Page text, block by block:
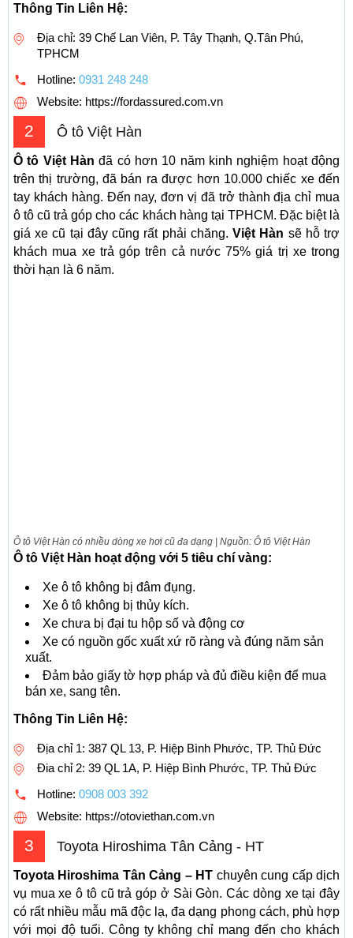
Thông Tin Liên Hệ:
Địa chỉ: 39 Chế Lan Viên, P. Tây Thạnh, Q.Tân Phú,
TPHCM
Hotline: 0931 248 248
Website: https://fordassured.com.vn
2 Ô tô Việt Hàn
Ô tô Việt Hàn đã có hơn 10 năm kinh nghiệm hoạt động
trên thị trường, đã bán ra được hơn 10.000 chiếc xe đến
tay khách hàng. Đến nay, đơn vị đã trở thành địa chỉ mua
ô tô cũ trả góp cho các khách hàng tại TPHCM. Đặc biệt là
giá xe cũ tại đây cũng rất phải chăng.Việt Hàn sẽ hỗ trợ
khách mua xe trả góp trên cả nước 75% giá trị xe trong
thời hạn là 6 năm.
Ô tô Việt Hàn có nhiều dòng xe hơi cũ đa dạng | Nguồn: Ô tô Việt Hàn
Ô tô Việt Hàn hoạt động với 5 tiêu chí vàng:
Xe ô tô không bị đâm đụng.
Xe ô tô không bị thủy kích.
Xe chưa bị đại tu hộp số và động cơ
Xe có nguồn gốc xuất xứ rõ ràng và đúng năm sản
xuất.
Đảm bảo giấy tờ hợp pháp và đủ điều kiện để mua
bán xe, sang tên.
Thông Tin Liên Hệ:
Địa chỉ 1: 387 QL 13, P. Hiệp Bình Phước, TP. Thủ Đức
Đia chỉ 2: 39 QL 1A, P. Hiệp Bình Phước, TP. Thủ Đức
Hotline: 0908 003 392
Website: https://otoviethan.com.vn
3 Toyota Hiroshima Tân Cảng - HT
Toyota Hiroshima Tân Cảng – HT chuyên cung cấp dịch
vụ mua xe ô tô cũ trả góp ở Sài Gòn. Các dòng xe tại đây
có rất nhiều mẫu mã độc lạ, đa dạng phong cách, phù hợp
với mọi độ tuổi. Công ty không chỉ mang đến cho khách